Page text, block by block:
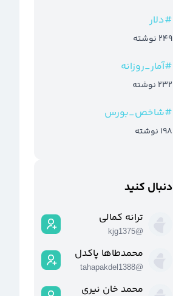
#دلار
249 نوشته
#آمار_روزانه
232 نوشته
#شاخص_بورس
198 نوشته
دنبال کنید
ترانه کمالی
@
kjg1375
محمدطاها پاکدل
@
tahapakdel1388
محمد خان نیری